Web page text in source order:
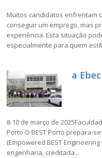
Muitos candidatos enfrentam
conseguir um emprego, mas
experiência. Esta situação
especialmente para quem
a
8-10 de março de
Porto O BEST Porto prepara-
(Empowered BEST
engenharia, creditada...